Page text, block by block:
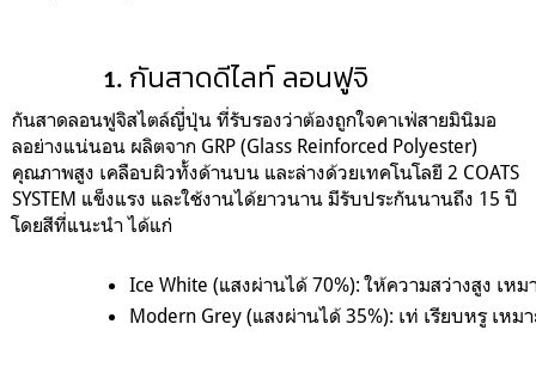
กันสาดดีไลท์ ลอนฟูจิ
กันสาดลอนฟูจิสไตล์ญี่ปุ่น ที่รับรองว่าต้องถูกใจคาเฟ่สายมินิมอ
ลอย่างแน่นอน ผลิตจาก GRP (Glass Reinforced Polyester)
คุณภาพสูง เคลือบผิวทั้งด้านบน และล่างด้วยเทคโนโลยี 2 COATS
SYSTEM แข็งแรง และใช้งานได้ยาวนาน มีรับประกันนานถึง 15 ปี
โดยสีที่แนะนำ ได้แก่
Ice White (แสงผ่านได้ 70%): ให้ความสว่างสูง เห
Modern Grey (แสงผ่านได้ 35%): เท่ เรียบหรู เหม